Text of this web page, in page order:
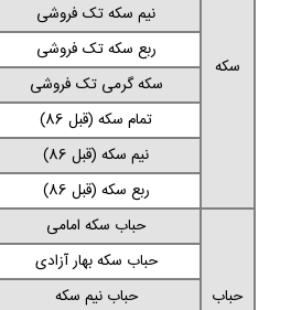
سکه
نیم سکه تک فروشی
ربع سکه تک فروشی
سکه گرمی تک فروشی
تمام سکه (قبل 86)
نیم سکه (قبل 86)
ربع سکه (قبل 86)
حباب
حباب سکه امامی
حباب سکه بهار آزادی
حباب نیم سکه